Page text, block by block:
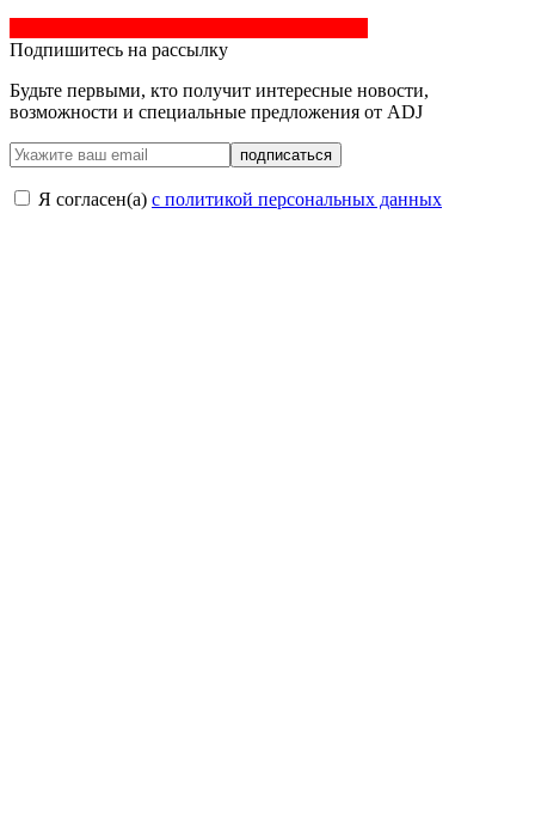
Подпишитесь на рассылку
Будьте первыми, кто получит интересные новости,
возможности и специальные предложения от ADJ
подписаться
Я согласен(a) с политикой персональных данных